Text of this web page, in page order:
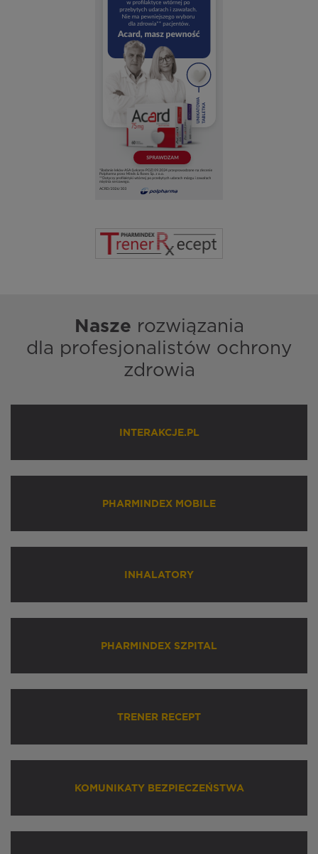
Nasze rozwiązania
dla profesjonalistów ochrony
zdrowia
INTERAKCJE.PL
PHARMINDEX MOBILE
INHALATORY
PHARMINDEX SZPITAL
TRENER RECEPT
KOMUNIKATY BEZPIECZEŃSTWA